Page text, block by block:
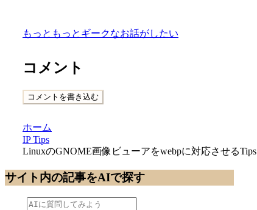
もっともっとギークなお話がしたい
コメント
コメントを書き込む
ホーム
IP Tips
LinuxのGNOME画像ビューアをwebpに対応させるTips
サイト内の記事をAIで探す